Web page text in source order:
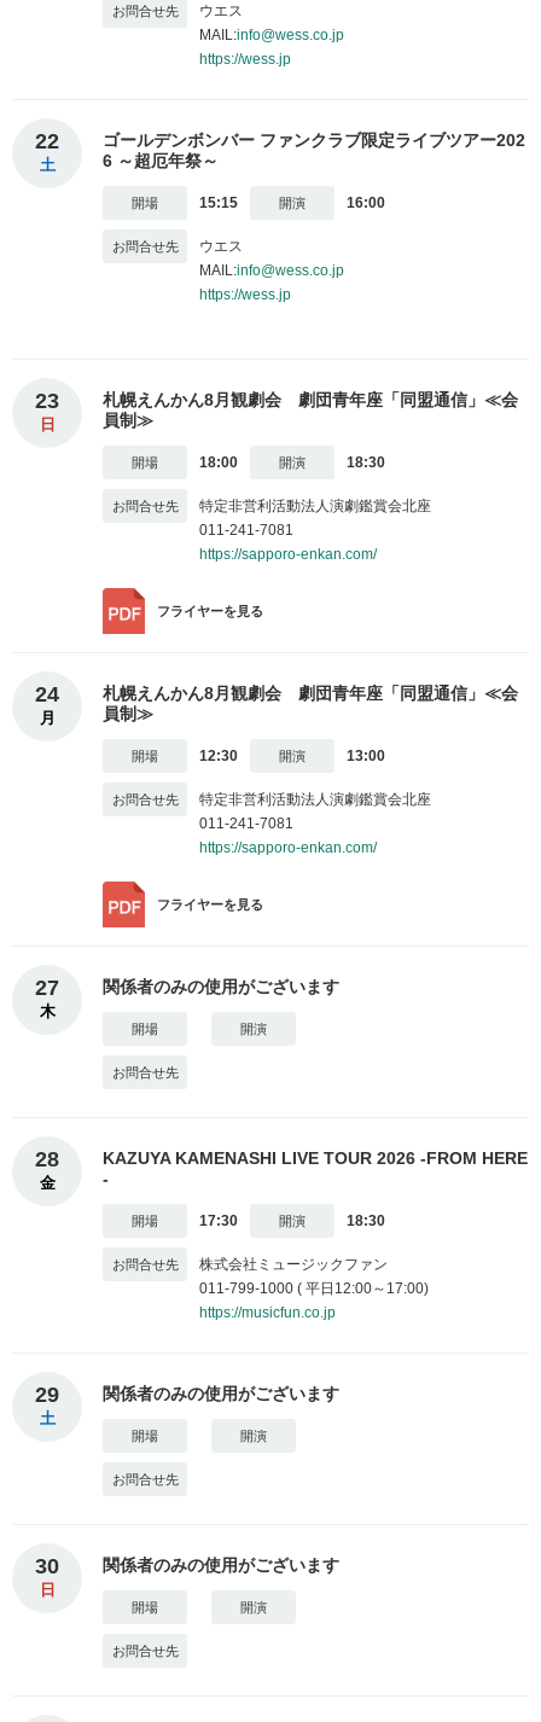
ウエス
MAIL:info@wess.co.jp
https://wess.jp
22
土
ゴールデンボンバー ファンクラブ限定ライブツアー202
6 ～超厄年祭～
15:15 16:00
ウエス
MAIL:info@wess.co.jp
https://wess.jp
23
日
札幌えんかん8月観劇会 劇団青年座「同盟通信」≪会
員制≫
18:00 18:30
特定非営利活動法人演劇鑑賞会北座
011-241-7081
https://sapporo-enkan.com/
フライヤーを見る
24
月
札幌えんかん8月観劇会 劇団青年座「同盟通信」≪会
員制≫
12:30 13:00
特定非営利活動法人演劇鑑賞会北座
011-241-7081
https://sapporo-enkan.com/
フライヤーを見る
27
木
関係者のみの使用がございます
28
金
KAZUYA KAMENASHI LIVE TOUR 2026 -FROM HERE
-
17:30 18:30
株式会社ミュージックファン
011-799-1000 ( 平日12:00～17:00)
https://musicfun.co.jp
29
土
関係者のみの使用がございます
30
日
関係者のみの使用がございます